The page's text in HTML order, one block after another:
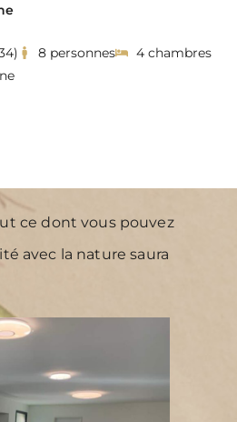
8 personnes
4 chambres
ce dont vous pouvez
avec la nature saura